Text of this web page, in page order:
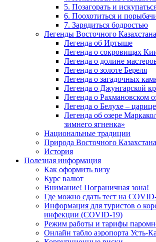
5. Позагорать и
6. Поохотиться и
7. Зарядиться бодростью
Легенды Восточного Казахстана
Легенда об Иртыше
Легенда о сокровищах
Легенда о долине
Легенда о золоте Береля
Легенда о загадочных
Легенда о Джунгарской
Легенда о Рахмановском
Легенда о Белухе –
Легенда об озере
зимнего ягненка»
Национальные традиции
Природа Восточного Казахстана
История
Полезная информация
Как оформить визу
Курс валют
Внимание! Пограничная зона!
Где можно сдать тест на
Информация для туристов о
инфекции (COVID-19)
Режим работы и тарифы
Онлайн табло аэропорта Усть-